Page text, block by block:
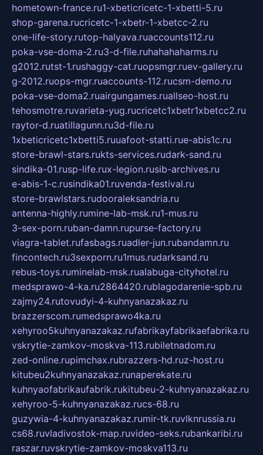
hometown-france.ru1-xbeticricetc-1-xbetti-5.ru
shop-garena.rucricetc-1-xbetr-1-xbetcc-2.ru
one-life-story.rutop-halyava.ruaccounts112.ru
poka-vse-doma-2.ru3-d-file.ruhahahaharms.ru
g2012.rutst-1.rushaggy-cat.ruopsmgr.ruev-gallery.ru
g-2012.ruops-mgr.ruaccounts-112.rucsm-demo.ru
poka-vse-doma2.ruairgungames.ruallseo-host.ru
tehosmotre.ruvarieta-yug.rucricetc1xbetr1xbetcc2.ru
raytor-d.ruatillagunn.ru3d-file.ru
1xbeticricetc1xbetti5.ruuafoot-statti.rue-abis1c.ru
store-brawl-stars.rukts-services.rudark-sand.ru
sindika-01.rusp-life.rux-legion.rusib-archives.ru
e-abis-1-c.rusindika01.ruvenda-festival.ru
store-brawlstars.rudooraleksandria.ru
antenna-highly.rumine-lab-msk.ru1-mus.ru
3-sex-porn.ruban-damn.rupurse-factory.ru
viagra-tablet.rufasbags.ruadler-jun.rubandamn.ru
fincontech.ru3sexporn.ru1mus.rudarksand.ru
rebus-toys.ruminelab-msk.rualabuga-cityhotel.ru
medsprawo-4-ka.ru2864420.rublagodarenie-spb.ru
zajmy24.rutovudyi-4-kuhnyanazakaz.ru
brazzerscom.rumedsprawo4ka.ru
xehyroo5kuhnyanazakaz.rufabrikayfabrikaefabrika.ru
vskrytie-zamkov-moskva-113.rubiletnadom.ru
zed-online.rupimchax.rubrazzers-hd.ruz-host.ru
kitubeu2kuhnyanazakaz.runaperekate.ru
kuhnyaofabrikaufabrik.rukitubeu-2-kuhnyanazakaz.ru
xehyroo-5-kuhnyanazakaz.rucs-68.ru
guzywia-4-kuhnyanazakaz.rumir-tk.ruvlknrussia.ru
cs68.ruvladivostok-map.ruvideo-seks.rubankaribi.ru
raszar.ruvskrytie-zamkov-moskva113.ru